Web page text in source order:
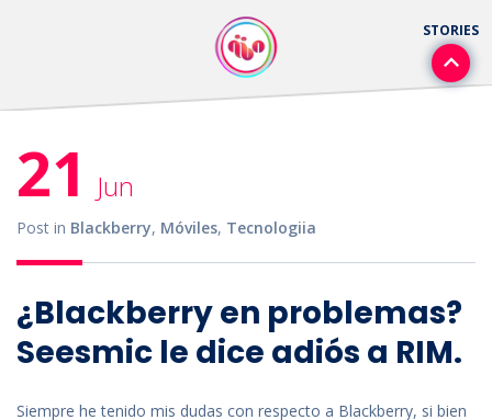
21 Jun
Post in Blackberry, Móviles, Tecnologiia
¿Blackberry en problemas?
Seesmic le dice adiós a RIM.
Siempre he tenido mis dudas con respecto a Blackberry, si bien